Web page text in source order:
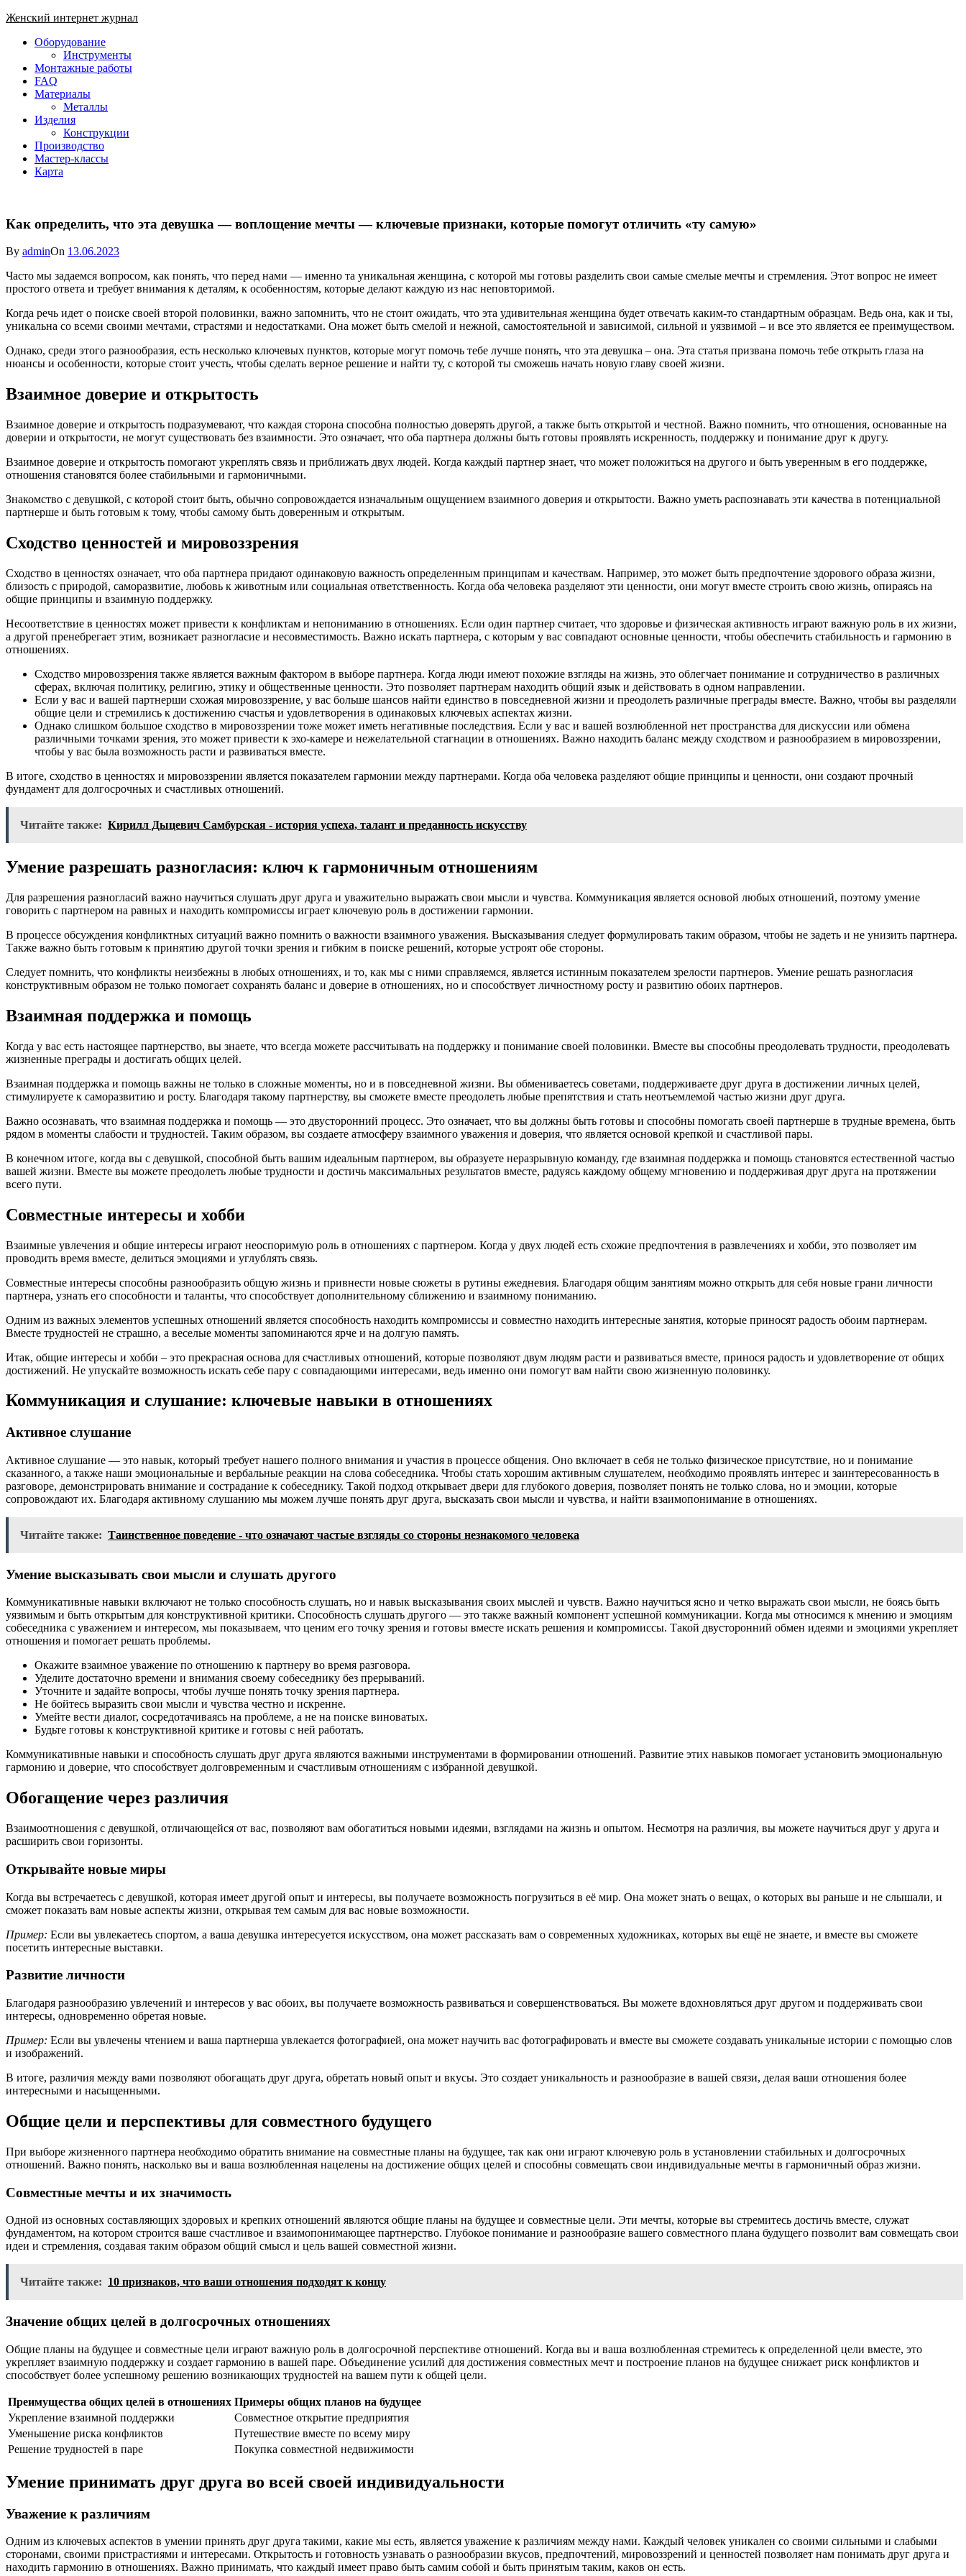
Skip
content
Женский интернет журнал
Close
Оборудование
Инструменты
Монтажные работы
FAQ
Материалы
Металлы
Изделия
Конструкции
Производство
Мастер-классы
Карта
Как определить, что эта девушка — воплощение мечты — ключевые признаки, которые помогут отличить «ту самую»
By adminOn 13.06.2023
Часто мы задаемся вопросом, как понять, что перед нами — именно та уникальная женщина, с которой мы готовы разделить свои самые смелые мечты и стремления. Этот вопрос не имеет
простого ответа и требует внимания к деталям, к особенностям, которые делают каждую из нас неповторимой.
Когда речь идет о поиске своей второй половинки, важно запомнить, что не стоит ожидать, что эта удивительная женщина будет отвечать каким-то стандартным образцам. Ведь она, как и ты,
уникальна со всеми своими мечтами, страстями и недостатками. Она может быть смелой и нежной, самостоятельной и зависимой, сильной и уязвимой – и все это является ее преимуществом.
Однако, среди этого разнообразия, есть несколько ключевых пунктов, которые могут помочь тебе лучше понять, что эта девушка – она. Эта статья призвана помочь тебе открыть глаза на
нюансы и особенности, которые стоит учесть, чтобы сделать верное решение и найти ту, с которой ты сможешь начать новую главу своей жизни.
Взаимное доверие и открытость
Взаимное доверие и открытость подразумевают, что каждая сторона способна полностью доверять другой, а также быть открытой и честной. Важно помнить, что отношения, основанные на
доверии и открытости, не могут существовать без взаимности. Это означает, что оба партнера должны быть готовы проявлять искренность, поддержку и понимание друг к другу.
Взаимное доверие и открытость помогают укреплять связь и приближать двух людей. Когда каждый партнер знает, что может положиться на другого и быть уверенным в его поддержке,
отношения становятся более стабильными и гармоничными.
Знакомство с девушкой, с которой стоит быть, обычно сопровождается изначальным ощущением взаимного доверия и открытости. Важно уметь распознавать эти качества в потенциальной
партнерше и быть готовым к тому, чтобы самому быть доверенным и открытым.
Сходство ценностей и мировоззрения
Сходство в ценностях означает, что оба партнера придают одинаковую важность определенным принципам и качествам. Например, это может быть предпочтение здорового образа жизни,
близость с природой, саморазвитие, любовь к животным или социальная ответственность. Когда оба человека разделяют эти ценности, они могут вместе строить свою жизнь, опираясь на
общие принципы и взаимную поддержку.
Несоответствие в ценностях может привести к конфликтам и непониманию в отношениях. Если один партнер считает, что здоровье и физическая активность играют важную роль в их жизни,
а другой пренебрегает этим, возникает разногласие и несовместимость. Важно искать партнера, с которым у вас совпадают основные ценности, чтобы обеспечить стабильность и гармонию в
отношениях.
Сходство мировоззрения также является важным фактором в выборе партнера. Когда люди имеют похожие взгляды на жизнь, это облегчает понимание и сотрудничество в различных
сферах, включая политику, религию, этику и общественные ценности. Это позволяет партнерам находить общий язык и действовать в одном направлении.
Если у вас и вашей партнерши схожая мировоззрение, у вас больше шансов найти единство в повседневной жизни и преодолеть различные преграды вместе. Важно, чтобы вы разделяли
общие цели и стремились к достижению счастья и удовлетворения в одинаковых ключевых аспектах жизни.
Однако слишком большое сходство в мировоззрении тоже может иметь негативные последствия. Если у вас и вашей возлюбленной нет пространства для дискуссии или обмена
различными точками зрения, это может привести к эхо-камере и нежелательной стагнации в отношениях. Важно находить баланс между сходством и разнообразием в мировоззрении,
чтобы у вас была возможность расти и развиваться вместе.
В итоге, сходство в ценностях и мировоззрении является показателем гармонии между партнерами. Когда оба человека разделяют общие принципы и ценности, они создают прочный
фундамент для долгосрочных и счастливых отношений.
Читайте также: Кирилл Дыцевич Самбурская - история успеха, талант и преданность искусству
Умение разрешать разногласия: ключ к гармоничным отношениям
Для разрешения разногласий важно научиться слушать друг друга и уважительно выражать свои мысли и чувства. Коммуникация является основой любых отношений, поэтому умение
говорить с партнером на равных и находить компромиссы играет ключевую роль в достижении гармонии.
В процессе обсуждения конфликтных ситуаций важно помнить о важности взаимного уважения. Высказывания следует формулировать таким образом, чтобы не задеть и не унизить партнера.
Также важно быть готовым к принятию другой точки зрения и гибким в поиске решений, которые устроят обе стороны.
Следует помнить, что конфликты неизбежны в любых отношениях, и то, как мы с ними справляемся, является истинным показателем зрелости партнеров. Умение решать разногласия
конструктивным образом не только помогает сохранять баланс и доверие в отношениях, но и способствует личностному росту и развитию обоих партнеров.
Взаимная поддержка и помощь
Когда у вас есть настоящее партнерство, вы знаете, что всегда можете рассчитывать на поддержку и понимание своей половинки. Вместе вы способны преодолевать трудности, преодолевать
жизненные преграды и достигать общих целей.
Взаимная поддержка и помощь важны не только в сложные моменты, но и в повседневной жизни. Вы обмениваетесь советами, поддерживаете друг друга в достижении личных целей,
стимулируете к саморазвитию и росту. Благодаря такому партнерству, вы сможете вместе преодолеть любые препятствия и стать неотъемлемой частью жизни друг друга.
Важно осознавать, что взаимная поддержка и помощь — это двусторонний процесс. Это означает, что вы должны быть готовы и способны помогать своей партнерше в трудные времена, быть
рядом в моменты слабости и трудностей. Таким образом, вы создаете атмосферу взаимного уважения и доверия, что является основой крепкой и счастливой пары.
В конечном итоге, когда вы с девушкой, способной быть вашим идеальным партнером, вы образуете неразрывную команду, где взаимная поддержка и помощь становятся естественной частью
вашей жизни. Вместе вы можете преодолеть любые трудности и достичь максимальных результатов вместе, радуясь каждому общему мгновению и поддерживая друг друга на протяжении
всего пути.
Совместные интересы и хобби
Взаимные увлечения и общие интересы играют неоспоримую роль в отношениях с партнером. Когда у двух людей есть схожие предпочтения в развлечениях и хобби, это позволяет им
проводить время вместе, делиться эмоциями и углублять связь.
Совместные интересы способны разнообразить общую жизнь и привнести новые сюжеты в рутины ежедневия. Благодаря общим занятиям можно открыть для себя новые грани личности
партнера, узнать его способности и таланты, что способствует дополнительному сближению и взаимному пониманию.
Одним из важных элементов успешных отношений является способность находить компромиссы и совместно находить интересные занятия, которые приносят радость обоим партнерам.
Вместе трудностей не страшно, а веселые моменты запоминаются ярче и на долгую память.
Итак, общие интересы и хобби – это прекрасная основа для счастливых отношений, которые позволяют двум людям расти и развиваться вместе, принося радость и удовлетворение от общих
достижений. Не упускайте возможность искать себе пару с совпадающими интересами, ведь именно они помогут вам найти свою жизненную половинку.
Коммуникация и слушание: ключевые навыки в отношениях
Активное слушание
Активное слушание — это навык, который требует нашего полного внимания и участия в процессе общения. Оно включает в себя не только физическое присутствие, но и понимание
сказанного, а также наши эмоциональные и вербальные реакции на слова собеседника. Чтобы стать хорошим активным слушателем, необходимо проявлять интерес и заинтересованность в
разговоре, демонстрировать внимание и сострадание к собеседнику. Такой подход открывает двери для глубокого доверия, позволяет понять не только слова, но и эмоции, которые
сопровождают их. Благодаря активному слушанию мы можем лучше понять друг друга, высказать свои мысли и чувства, и найти взаимопонимание в отношениях.
Читайте также: Таинственное поведение - что означают частые взгляды со стороны незнакомого человека
Умение высказывать свои мысли и слушать другого
Коммуникативные навыки включают не только способность слушать, но и навык высказывания своих мыслей и чувств. Важно научиться ясно и четко выражать свои мысли, не боясь быть
уязвимым и быть открытым для конструктивной критики. Способность слушать другого — это также важный компонент успешной коммуникации. Когда мы относимся к мнению и эмоциям
собеседника с уважением и интересом, мы показываем, что ценим его точку зрения и готовы вместе искать решения и компромиссы. Такой двусторонний обмен идеями и эмоциями укрепляет
отношения и помогает решать проблемы.
Окажите взаимное уважение по отношению к партнеру во время разговора.
Уделите достаточно времени и внимания своему собеседнику без прерываний.
Уточните и задайте вопросы, чтобы лучше понять точку зрения партнера.
Не бойтесь выразить свои мысли и чувства честно и искренне.
Умейте вести диалог, сосредотачиваясь на проблеме, а не на поиске виноватых.
Будьте готовы к конструктивной критике и готовы с ней работать.
Коммуникативные навыки и способность слушать друг друга являются важными инструментами в формировании отношений. Развитие этих навыков помогает установить эмоциональную
гармонию и доверие, что способствует долговременным и счастливым отношениям с избранной девушкой.
Обогащение через различия
Взаимоотношения с девушкой, отличающейся от вас, позволяют вам обогатиться новыми идеями, взглядами на жизнь и опытом. Несмотря на различия, вы можете научиться друг у друга и
расширить свои горизонты.
Открывайте новые миры
Когда вы встречаетесь с девушкой, которая имеет другой опыт и интересы, вы получаете возможность погрузиться в её мир. Она может знать о вещах, о которых вы раньше и не слышали, и
сможет показать вам новые аспекты жизни, открывая тем самым для вас новые возможности.
Пример: Если вы увлекаетесь спортом, а ваша девушка интересуется искусством, она может рассказать вам о современных художниках, которых вы ещё не знаете, и вместе вы сможете
посетить интересные выставки.
Развитие личности
Благодаря разнообразию увлечений и интересов у вас обоих, вы получаете возможность развиваться и совершенствоваться. Вы можете вдохновляться друг другом и поддерживать свои
интересы, одновременно обретая новые.
Пример: Если вы увлечены чтением и ваша партнерша увлекается фотографией, она может научить вас фотографировать и вместе вы сможете создавать уникальные истории с помощью слов
и изображений.
В итоге, различия между вами позволяют обогащать друг друга, обретать новый опыт и вкусы. Это создает уникальность и разнообразие в вашей связи, делая ваши отношения более
интересными и насыщенными.
Общие цели и перспективы для совместного будущего
При выборе жизненного партнера необходимо обратить внимание на совместные планы на будущее, так как они играют ключевую роль в установлении стабильных и долгосрочных
отношений. Важно понять, насколько вы и ваша возлюбленная нацелены на достижение общих целей и способны совмещать свои индивидуальные мечты в гармоничный образ жизни.
Совместные мечты и их значимость
Одной из основных составляющих здоровых и крепких отношений являются общие планы на будущее и совместные цели. Эти мечты, которые вы стремитесь достичь вместе, служат
фундаментом, на котором строится ваше счастливое и взаимопонимающее партнерство. Глубокое понимание и разнообразие вашего совместного плана будущего позволит вам совмещать свои
идеи и стремления, создавая таким образом общий смысл и цель вашей совместной жизни.
Читайте также: 10 признаков, что ваши отношения подходят к концу
Значение общих целей в долгосрочных отношениях
Общие планы на будущее и совместные цели играют важную роль в долгосрочной перспективе отношений. Когда вы и ваша возлюбленная стремитесь к определенной цели вместе, это
укрепляет взаимную поддержку и создает гармонию в вашей паре. Объединение усилий для достижения совместных мечт и построение планов на будущее снижает риск конфликтов и
способствует более успешному решению возникающих трудностей на вашем пути к общей цели.
Преимущества общих целей в отношениях Примеры общих планов на будущее
Укрепление взаимной поддержки
Совместное открытие предприятия
Уменьшение риска конфликтов
Путешествие вместе по всему миру
Решение трудностей в паре
Покупка совместной недвижимости
Умение принимать друг друга во всей своей индивидуальности
Уважение к различиям
Одним из ключевых аспектов в умении принять друг друга такими, какие мы есть, является уважение к различиям между нами. Каждый человек уникален со своими сильными и слабыми
сторонами, своими пристрастиями и интересами. Открытость и готовность узнавать о разнообразии вкусов, предпочтений, мировоззрений и ценностей позволяет нам понимать друг друга и
находить гармонию в отношениях. Важно принимать, что каждый имеет право быть самим собой и быть принятым таким, каков он есть.